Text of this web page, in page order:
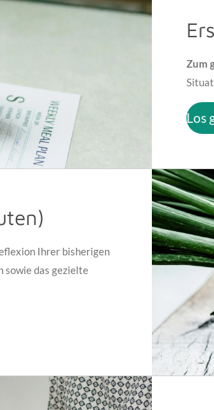
Zum
Los
Ihrer bisherigen
sowie das gezielte